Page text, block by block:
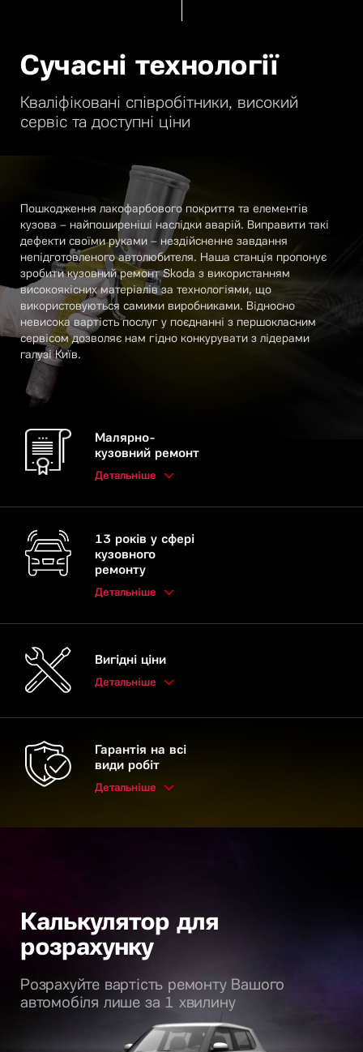
Сучасні технології
Кваліфіковані співробітники, високий
сервіс та доступні ціни
Пошкодження лакофарбового покриття та елементів
кузова – найпоширеніші наслідки аварій. Виправити такі
дефекти своїми руками – нездійсненне завдання
непідготовленого автолюбителя. Наша станція пропонує
зробити кузовний ремонт Skoda з використанням
високоякісних матеріалів за технологіями, що
використовуються самими виробниками. Відносно
невисока вартість послуг у поєднанні з першокласним
сервісом дозволяє нам гідно конкурувати з лідерами
галузі Київ.
Малярно-
кузовний ремонт
Детальніше
13 років у сфері
кузовного
ремонту
Детальніше
Вигідні ціни
Детальніше
Гарантія на всі
види робіт
Детальніше
Калькулятор для
розрахунку
Розрахуйте вартість ремонту Вашого
автомобіля лише за 1 хвилину